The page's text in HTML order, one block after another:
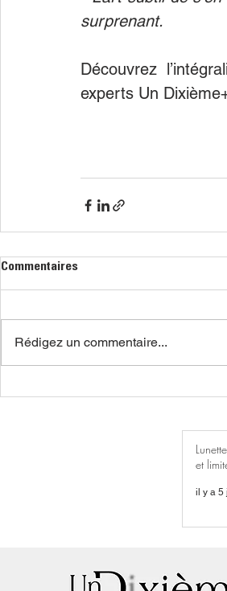
surprenant.
Découvrez
experts Un
Commentaires
Rédigez un commentaire...
et
il y a 5